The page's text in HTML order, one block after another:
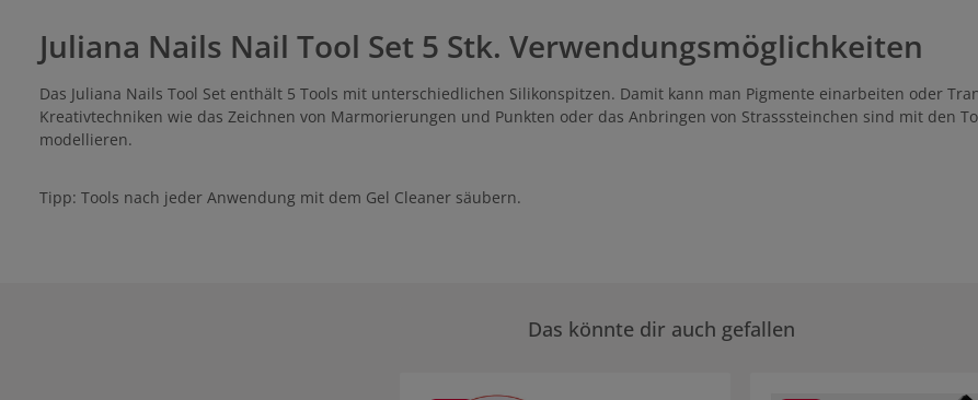
Juliana Nails Nail Tool Set 5 Stk. Verwendungsmöglichkeiten
Das Juliana Nails Tool Set enthält 5 Tools mit unterschiedlichen Silikonspitzen. Damit kann man Pigmente einarbeiten oder
Kreativtechniken wie das Zeichnen von Marmorierungen und Punkten oder das Anbringen von Strasssteinchen sind mit den
modellieren.
Tipp: Tools nach jeder Anwendung mit dem Gel Cleaner säubern.
Das könnte dir auch gefallen